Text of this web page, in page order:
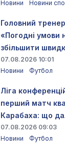
Новини
Новини
Головний
«Погодні умови
збільшити
07.08.2026 10:01
Новини
Футбол
Ліга
перший матч
Карабаха: що
07.08.2026 09:03
Новини
Футбол